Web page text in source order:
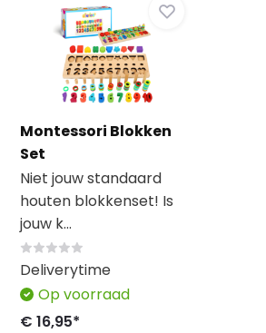
Montessori Blokken
Set
Niet jouw standaard
houten blokkenset! Is
jouw k...
Deliverytime
Op voorraad
€ 16,95*